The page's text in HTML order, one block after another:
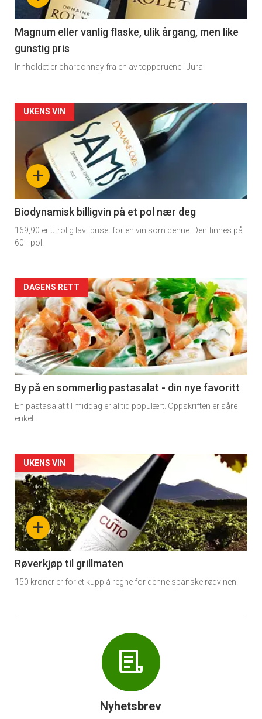
3
Magnum eller vanlig flaske, ulik årgang, men like
gunstig pris
Innholdet er chardonnay fra en av toppcruene i Jura.
Forsiden
akkurat
nå
4
+
UKENS VIN
Biodynamisk billigvin på et pol nær deg
169,90 er utrolig lavt priset for en vin som denne. Den finnes på
60+ pol.
Forsiden
akkurat
nå
-
5
DAGENS RETT
By på en sommerlig pastasalat - din nye favoritt
En pastasalat til middag er alltid populært. Oppskriften er såre
enkel.
Forsiden
akkurat
nå
-
6
+
UKENS VIN
Røverkjøp til grillmaten
150 kroner er for et kupp å regne for denne spanske rødvinen.
Nyhetsbrev